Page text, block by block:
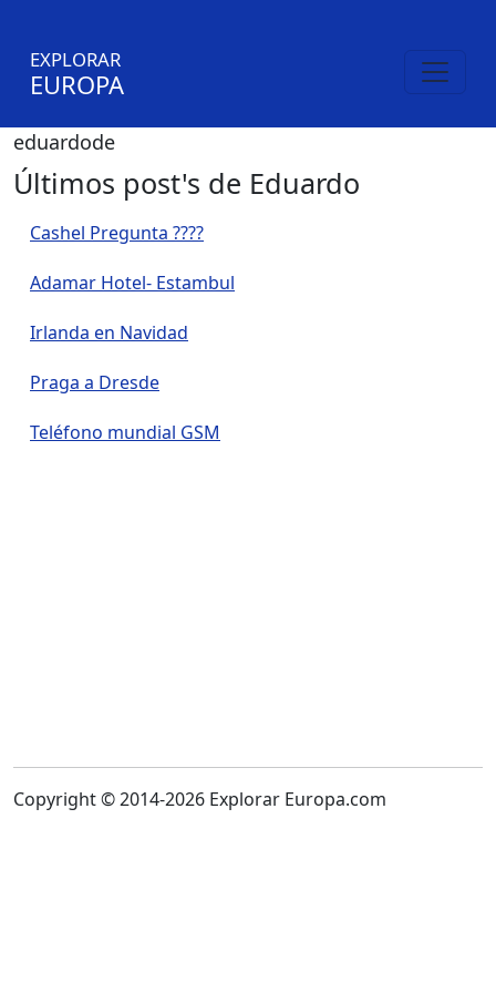
EXPLORAR
EUROPA
eduardode
Últimos post's de Eduardo
Cashel Pregunta ????
Adamar Hotel- Estambul
Irlanda en Navidad
Praga a Dresde
Teléfono mundial GSM
Copyright © 2014-2026 Explorar Europa.com